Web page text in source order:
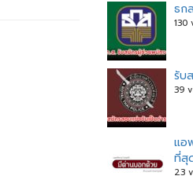
ธก
130
รับ
39
แอ
ที่สุ
23